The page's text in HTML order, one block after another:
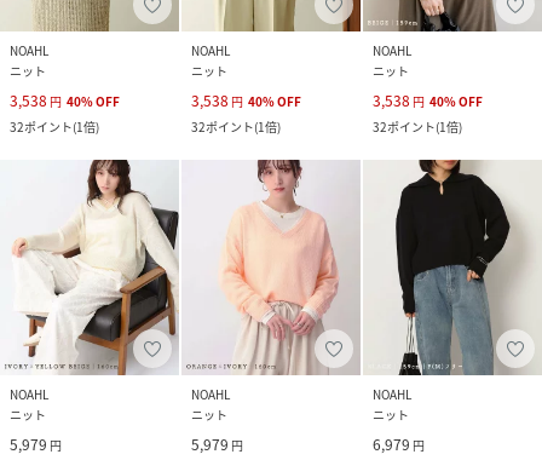
NOAHL
ニット
3,538 円 40%OFF
32ポイント(1倍)
NOAHL
ニット
3,538 円 40%OFF
32ポイント(1倍)
NOAHL
ニット
3,538 円 40%OFF
32ポイント(1倍)
NOAHL
ニット
5,979 円
NOAHL
ニット
5,979 円
NOAHL
ニット
6,979 円